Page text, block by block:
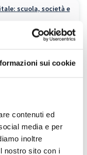
sui cookie
contenuti ed
media e per
inoltre
nostro sito con i
scuola, società e